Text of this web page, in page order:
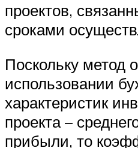
проектов,
сроками
Поскольку метод
использовании
характеристик
проекта –
прибыли, то